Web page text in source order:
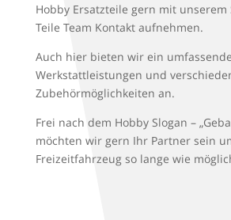
Hobby Ersatzteile gern mit unserem
Teile Team Kontakt aufnehmen.
Auch hier bieten wir ein
Werkstattleistungen und
Zubehörmöglichkeiten an.
Frei nach dem Hobby Slogan –
möchten wir gern Ihr Partner sein
Freizeitfahrzeug so lange wie